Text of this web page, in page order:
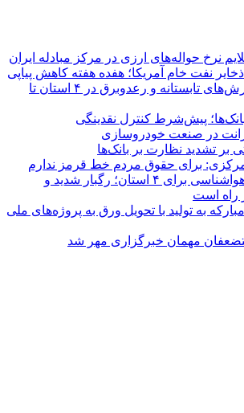
نرخ حواله‌های ارزی در مرکز مبادله ایران
نفت خام آمریکا؛ هفده هفته کاهش پیاپی
هشدار تداوم بارش‌های تابستانه و رعدوبرق در ۴ استان تا
بانک‌ها؛ پیش‌شرط کنترل نقدینگی
در صنعت خودروسازی
بر تشدید نظارت بر بانک‌ها
برای حقوق مردم خط قرمز ندارم
هشدار نارنجی هواشناسی برای ۴ استان؛ رگبار شدید و
است
به تولید با تحویل ورق به پروژه‌های ملی
مهمان خبرگزاری مهر شد